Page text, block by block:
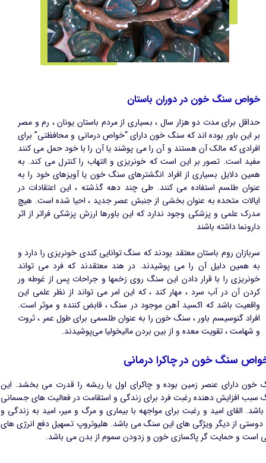
خواص سنگ خون در دوران باستان
حداقل برای مدت دو هزار سال ، بسیاری از مردم باستان یونان ، رم و مصر
بر این باور بوده اند که سنگ خون دارای “خواص درمانی و محافظتی” برای
افرادی که مالک آن هستند و آن را می پوشند یا آن را با خود حمل می کنند
مفید است. تصور بر این است که خونریزی و التهاب را کنترل می کند. به
همین دلایل بسیاری از افراد انگشترهای سنگ خون یا آویزهای خود را به
عنوان طلسم استفاده می کنند. طی چند دهه گذشته ، این اعتقادات در
ایالات متحده به عنوان بخشی از جنبش عصر جدید ، احیا شده است. هیچ
مدرک علمی و پزشکی وجود ندارد که این باورها ارزش پزشکی فراتر از اثر
دارونما داشته باشند
سربازان روم باستان معتقد بودند که سنگ توانایی کندی خونریزی را دارد و
به همین دلیل آن را می پوشیدند. در هند معتقدند كه فرد می تواند
خونریزی را با قرار دادن این سنگ روی زخمها و جراحات پس از غوطه ور
كردن آن در آب سرد ، مهار كند ، كه این امر می تواند از نظر علمی این
واقعیت باشد كه اکسید آهن موجود در سنگ ، قابض کننده و موثر است.
افراد گنوسیسم باور ، سنگ خون را به عنوان طلسمی برای طول عمر ، ثروت
و شهامت ، تقویت معده و از بین بردن مالیخولیا می‌پوشیدند.
سنگ خون در چاکرا درمانی
خون دارای عنصر زمین بوده و چاکرای اول یا ریشه را قدرت می بخشد. این
سبب افزایش دهنده رغبت فرد برای زندگی و استقامت در فعالیت های جسمانی
القای امید و رغبت برای مواجهه با بیماری و مرگ و میر، امید به زندگی و
دوستی از دیگر ویژگی های این سنگ می باشد. هلیوتروپ تسهیل دفع انرژی های
است و حمایت گر پاکسازی خون و زدودن سموم از بدن می باشد.